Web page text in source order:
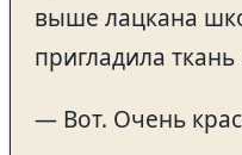
выше лацкана
пригладила ткань
— Вот. Очень